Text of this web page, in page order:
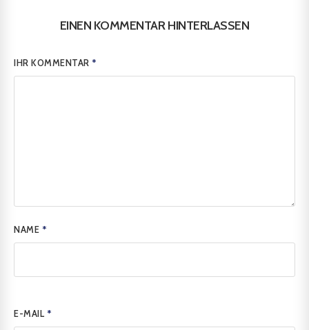
EINEN KOMMENTAR HINTERLASSEN
IHR KOMMENTAR*
NAME *
E-MAIL *